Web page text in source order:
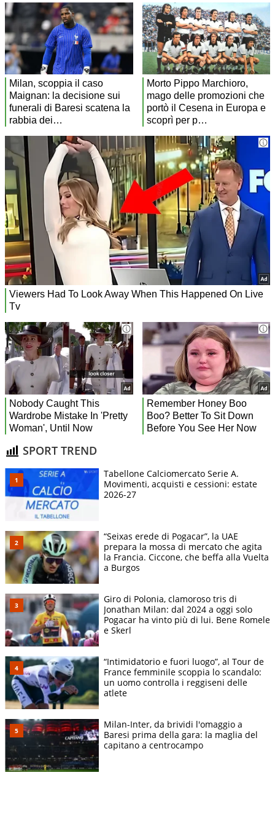
SPORT TREND
Tabellone Calciomercato Serie A.
Movimenti, acquisti e cessioni: estate
2026-27
“Seixas erede di Pogacar”, la UAE
prepara la mossa di mercato che agita
la Francia. Ciccone, che beffa alla Vuelta
a Burgos
Giro di Polonia, clamoroso tris di
Jonathan Milan: dal 2024 a oggi solo
Pogacar ha vinto più di lui. Bene Romele
e Skerl
“Intimidatorio e fuori luogo”, al Tour de
France femminile scoppia lo scandalo:
un uomo controlla i reggiseni delle
atlete
Milan-Inter, da brividi l'omaggio a
Baresi prima della gara: la maglia del
capitano a centrocampo